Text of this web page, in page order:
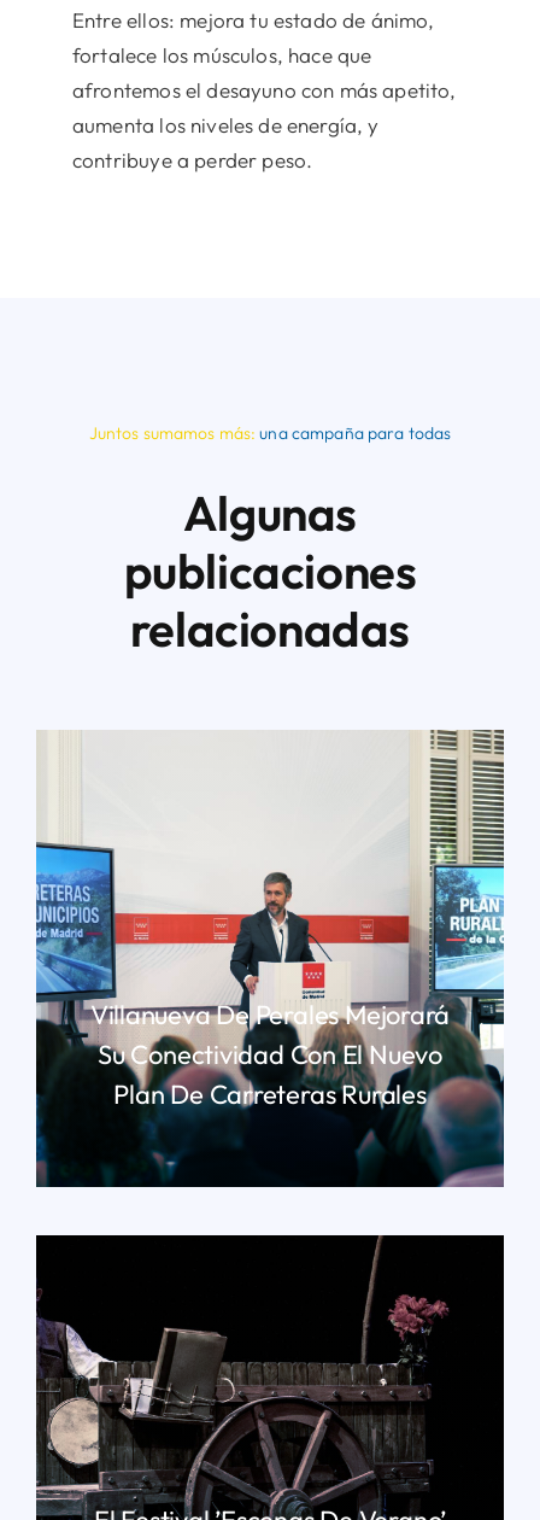
Entre ellos: mejora tu estado de ánimo,
fortalece los músculos, hace que
afrontemos el desayuno con más apetito,
aumenta los niveles de energía, y
contribuye a perder peso.
Juntos sumamos más:una campaña para todas
Algunas
publicaciones
relacionadas
Villanueva De Perales Mejorará
Su Conectividad Con El Nuevo
Plan De Carreteras Rurales
LEER MÁS